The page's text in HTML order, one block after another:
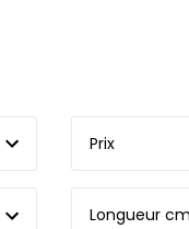
Prix
Longueur cm